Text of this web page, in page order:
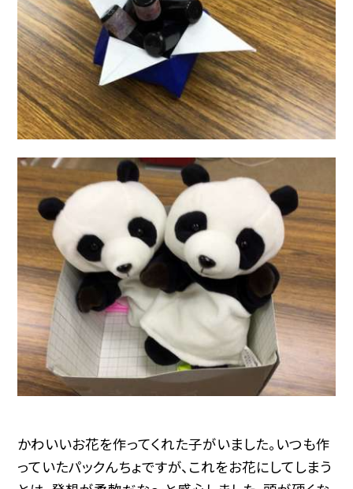
かわいいお花を作ってくれた子がいました。いつも作
っていたパックんちょですが、これをお花にしてしまう